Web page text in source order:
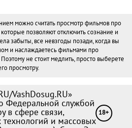
можно считать просмотр фильмов про
позволяют отключить сознание и
забыты, все невзгоды позади, когда вы
и наслаждаетесь фильмами про
не стоит медлить, просто выберете
просмотру.
VashDosug.RU»
Федеральной службой
в сфере связи,
и массовых
18+